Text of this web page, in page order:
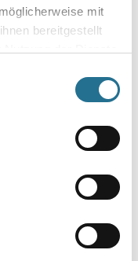
mit
bereitgestellt